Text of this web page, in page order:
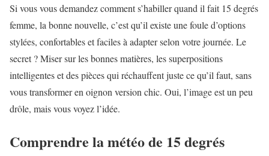
Si vous vous demandez comment s’habiller quand il fait 15 degrés
femme, la bonne nouvelle, c’est qu’il existe une foule d’options
stylées, confortables et faciles à adapter selon votre journée. Le
secret ? Miser sur les bonnes matières, les superpositions
intelligentes et des pièces qui réchauffent juste ce qu’il faut, sans
vous transformer en oignon version chic. Oui, l’image est un peu
drôle, mais vous voyez l’idée.
Comprendre la météo de 15 degrés